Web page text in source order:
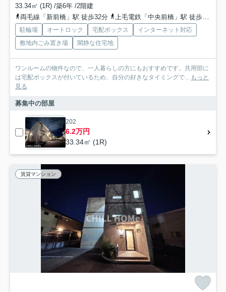
33.34㎡ (1R) /築6年 /2階建
両毛線「新前橋」駅 徒歩32分
上毛電鉄「中央前橋」駅 徒歩32分
駐輪場 オートロック 宅配ボックス
インターネット対応
敷地内ごみ置き場
閑静な住宅地
ワンルームの物件なので、一人暮らしの方にもおすすめです。共用部に
は宅配ボックスが付いているため、自分の好きなタイミングで... もっと
見る
募集中の部屋
202
6.2万円
33.34㎡ (1R)
賃貸マンション